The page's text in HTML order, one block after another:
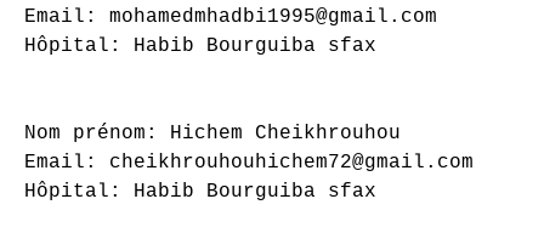
Email: mohamedmhadbi1995@gmail.com
Hôpital: Habib Bourguiba sfax
Nom prénom: Hichem Cheikhrouhou
Email: cheikhrouhouhichem72@gmail.com
Hôpital: Habib Bourguiba sfax